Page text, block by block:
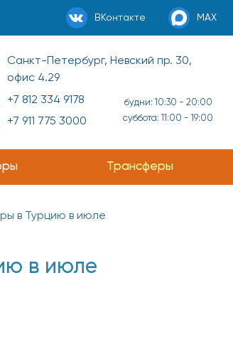
ВКонтакте MAX
Санкт-Петербург, Невский пр. 30,
офис 4.29
+7 812 334 9178
+7 911 775 3000
будни: 10:30 - 20:00
суббота: 11:00 - 19:00
Трансферы
в Турцию в июле
в июле